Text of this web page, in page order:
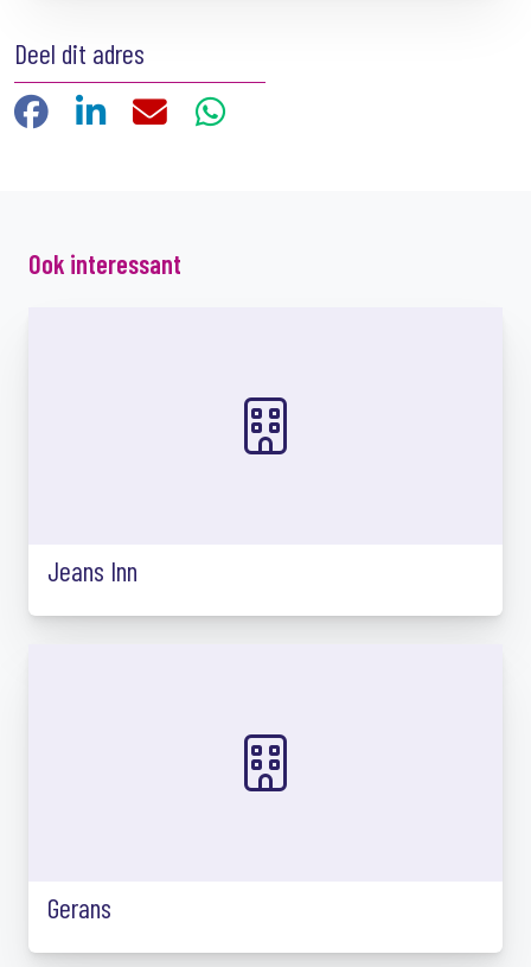
Deel dit adres
FacebookLinkedIn E-mailWhatsApp
Ook interessant
Jeans Inn
Gerans